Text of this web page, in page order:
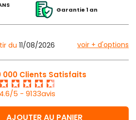
Garantie 1 an
du 11/08/2026 voir + d'options
000 Clients Satisfaits
4.6/5 - 9133avis
AJOUTER AU PANIER